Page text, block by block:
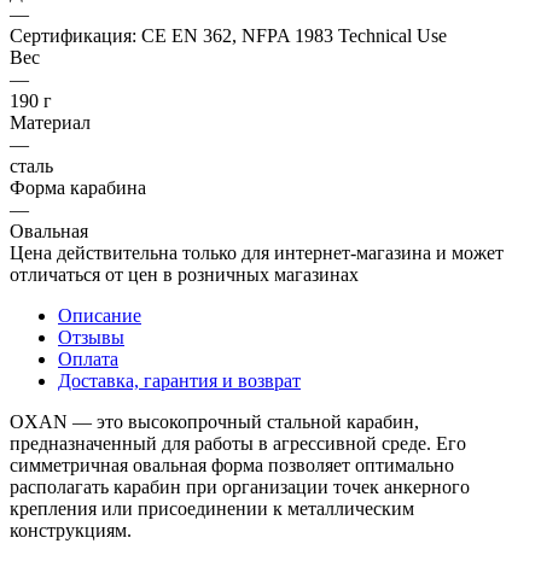
—
Сертификация: CE EN 362, NFPA 1983 Technical Use
Вес
—
190 г
Материал
—
сталь
Форма карабина
—
Овальная
Цена действительна только для интернет-магазина и может
отличаться от цен в розничных магазинах
Описание
Отзывы
Оплата
Доставка, гарантия и возврат
OXAN — это высокопрочный стальной карабин,
предназначенный для работы в агрессивной среде. Его
симметричная овальная форма позволяет оптимально
располагать карабин при организации точек анкерного
крепления или присоединении к металлическим
конструкциям.